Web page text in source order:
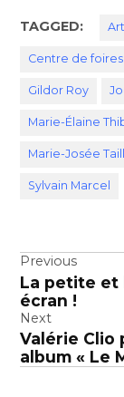
TAGGED:
Centre de
Gildor Roy
Marie-Élaine
Marie-Josée
Sylvain Marcel
de
l’article
Previous
La petite et
écran !
Next
Valérie Clio
album « Le